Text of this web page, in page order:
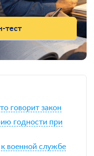
тест
говорит закон
годности при
военной службе